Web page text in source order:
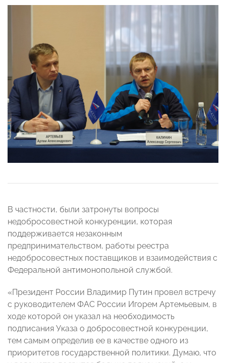
В частности, были затронуты вопросы
недобросовестной конкуренции, которая
поддерживается незаконным
предпринимательством, работы реестра
недобросовестных поставщиков и взаимодействия с
Федеральной антимонопольной службой.
«Президент России Владимир Путин провел встречу
с руководителем ФАС России Игорем Артемьевым, в
ходе которой он указал на необходимость
подписания Указа о добросовестной конкуренции,
тем самым определив ее в качестве одного из
приоритетов государственной политики. Думаю, что